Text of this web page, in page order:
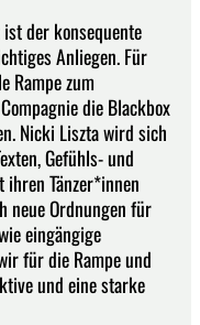
der konsequente
Anliegen. Für
Rampe zum
die Blackbox
Nicki Liszta wird sich
Gefühls- und
Tänzer*innen
neue Ordnungen für
eingängige
für die Rampe und
und eine starke